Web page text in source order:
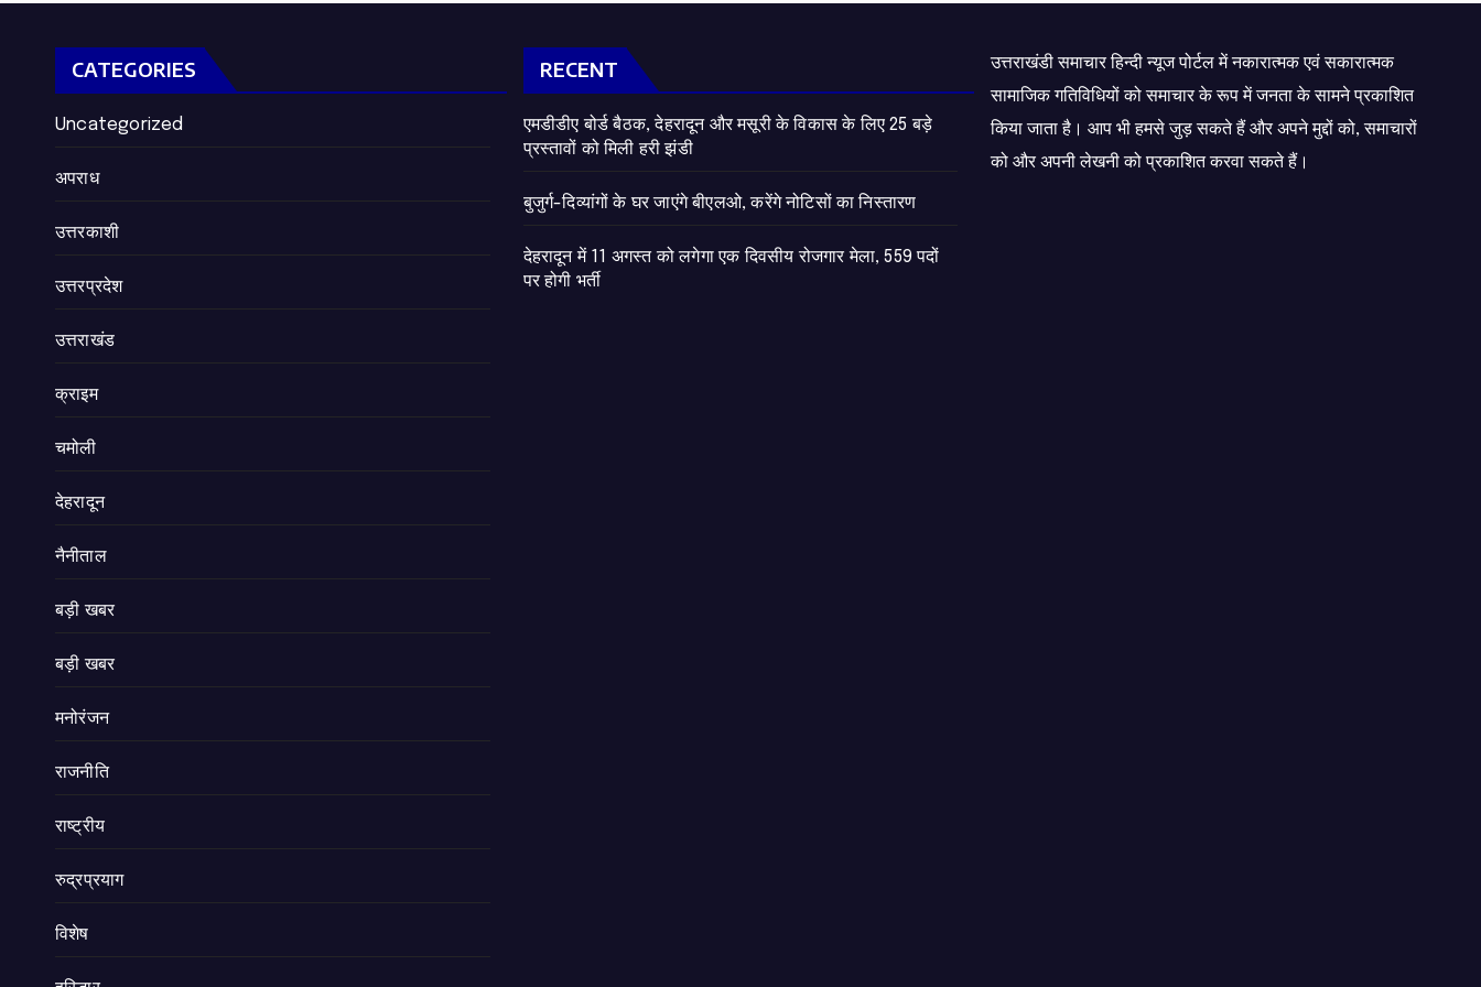
हाथों से परोसा भोजन
CATEGORIES
Uncategorized
अपराध
उत्तरकाशी
उत्तरप्रदेश
उत्तराखंड
क्राइम
चमोली
देहरादून
नैनीताल
बड़ी खबर
बड़ी खबर
मनोरंजन
राजनीति
राष्ट्रीय
रुद्रप्रयाग
विशेष
RECENT
एमडीडीए बोर्ड बैठक, देहरादून और मसूरी के विकास के लिए 25 बड़े
प्रस्तावों को मिली हरी झंडी
बुजुर्ग-दिव्यांगों के घर जाएंगे बीएलओ, करेंगे नोटिसों का निस्तारण
​देहरादून में 11 अगस्त को लगेगा एक दिवसीय रोजगार मेला, 559 पदों
पर होगी भर्ती
उत्तराखंडी समाचार हिन्दी न्यूज पोर्टल में नकारात्मक एवं सकारात्मक
सामाजिक गतिविधियों को समाचार के रूप में जनता के सामने प्रकाशित
किया जाता है। आप भी हमसे जुड़ सकते हैं और अपने मुद्दों को, समाचारों
को और अपनी लेखनी को प्रकाशित करवा सकते हैं।